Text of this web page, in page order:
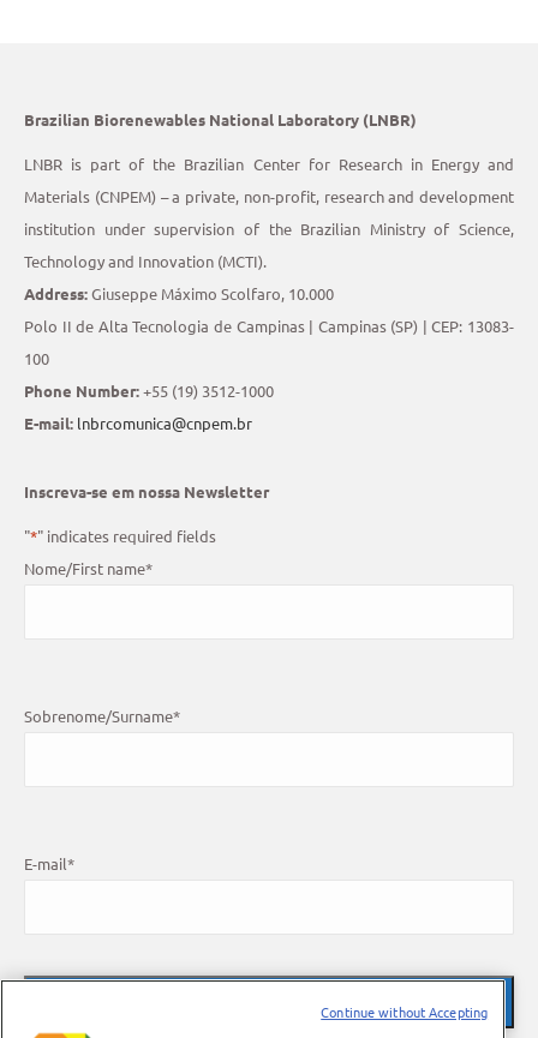
Brazilian Biorenewables National Laboratory (LNBR)
LNBR is part of the Brazilian Center for Research in Energy and
Materials (CNPEM) – a private, non-profit, research and development
institution under supervision of the Brazilian Ministry of Science,
Technology and Innovation (MCTI).
Address:Giuseppe Máximo Scolfaro, 10.000
Polo II de Alta Tecnologia de Campinas | Campinas (SP) | CEP: 13083-
100
Phone Number:+55 (19) 3512-1000
E-mail: lnbrcomunica@cnpem.br
Inscreva-se em nossa Newsletter
"*" indicates required fields
Nome/First name*
Sobrenome/Surname*
E-mail*
Continue without Accepting